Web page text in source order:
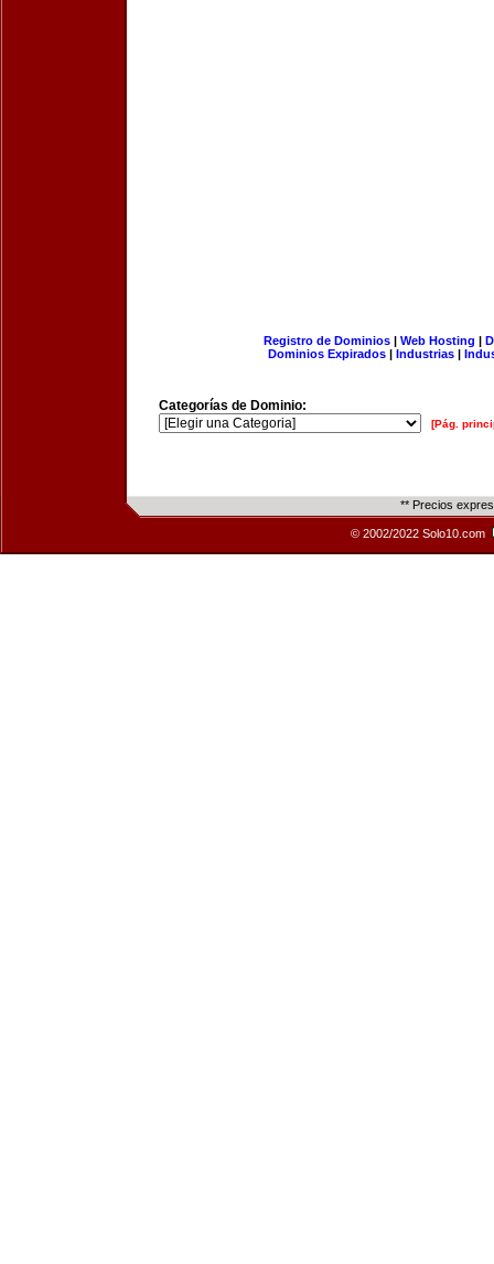
Registro de Dominios| Web Hosting |
Dominios Expirados | Industrias |
Categorías de Dominio:
[Pág.
** Precios
© 2002/2022 Solo10.com